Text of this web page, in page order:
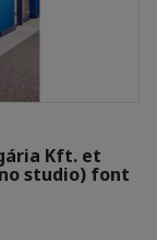
Kft. et
studio) font